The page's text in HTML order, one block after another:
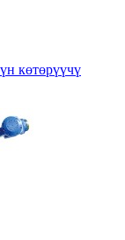
көтөрүүчү